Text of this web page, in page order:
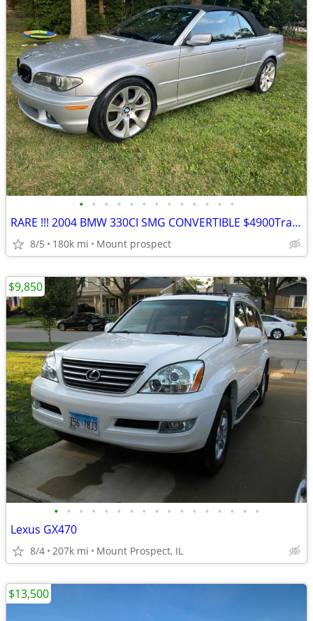
• • • • • • • • • • • • •
RARE !!! 2004 BMW 330CI SMG CONVERTIBLE $4900Trade? !!
8/5 180k mi Mount prospect
• • • • • • • • • • • • • • • • •
Lexus GX470
8/4 207k mi Mount Prospect, IL
$9,850
$13,500